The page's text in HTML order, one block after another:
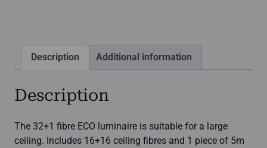
Description Additional information
Description
The 32+1 fibre ECO luminaire is suitable for a large
ceiling. Includes 16+16 ceiling fibres and 1 piece of 5m